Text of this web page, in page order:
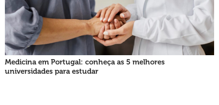
Medicina em Portugal: conheça as 5 melhores
universidades para estudar